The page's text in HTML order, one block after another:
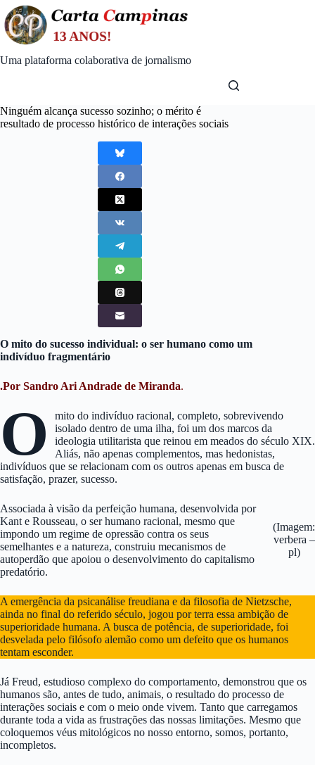
Skip
to
content
Uma plataforma colaborativa de jornalismo
Ninguém alcança sucesso sozinho; o mérito é
resultado de processo histórico de interações sociais
O mito do sucesso individual: o ser humano como um
indivíduo fragmentário
.Por Sandro Ari Andrade de Miranda.
O
mito do indivíduo racional, completo, sobrevivendo
isolado dentro de uma ilha, foi um dos marcos da
ideologia utilitarista que reinou em meados do século XIX.
Aliás, não apenas complementos, mas hedonistas,
indivíduos que se relacionam com os outros apenas em busca de
satisfação, prazer, sucesso.
(Imagem:
verbera –
pl)
Associada à visão da perfeição humana, desenvolvida por
Kant e Rousseau, o ser humano racional, mesmo que
impondo um regime de opressão contra os seus
semelhantes e a natureza, construiu mecanismos de
autoperdão que apoiou o desenvolvimento do capitalismo
predatório.
A emergência da psicanálise freudiana e da filosofia de Nietzsche,
ainda no final do referido século, jogou por terra essa ambição de
superioridade humana. A busca de potência, de superioridade, foi
desvelada pelo filósofo alemão como um defeito que os humanos
tentam esconder.
Já Freud, estudioso complexo do comportamento, demonstrou que os
humanos são, antes de tudo, animais, o resultado do processo de
interações sociais e com o meio onde vivem. Tanto que carregamos
durante toda a vida as frustrações das nossas limitações. Mesmo que
coloquemos véus mitológicos no nosso entorno, somos, portanto,
incompletos.